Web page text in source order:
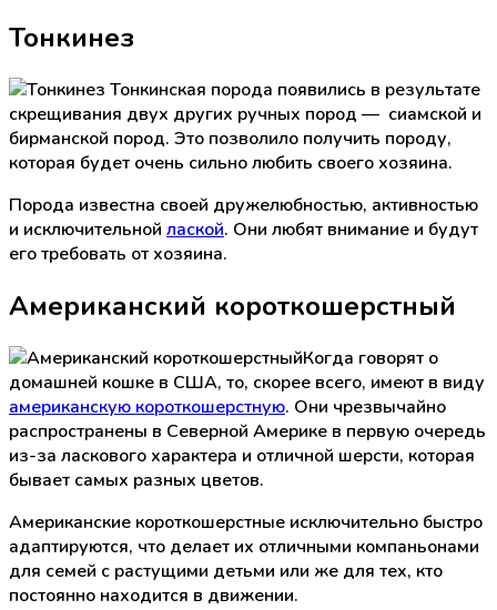
Тонкинез
Тонкинская порода появились в результате
скрещивания двух других ручных пород — сиамской и
бирманской пород. Это позволило получить породу,
которая будет очень сильно любить своего хозяина.
Порода известна своей дружелюбностью, активностью
и исключительной лаской. Они любят внимание и будут
его требовать от хозяина.
Американский короткошерстный
Когда говорят о
домашней кошке в США, то, скорее всего, имеют в виду
американскую короткошерстную. Они чрезвычайно
распространены в Северной Америке в первую очередь
из-за ласкового характера и отличной шерсти, которая
бывает самых разных цветов.
Американские короткошерстные исключительно быстро
адаптируются, что делает их отличными компаньонами
для семей с растущими детьми или же для тех, кто
постоянно находится в движении.